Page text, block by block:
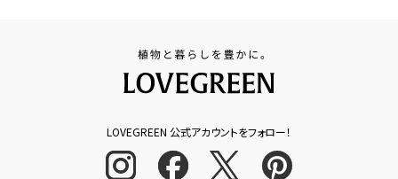
LOVEGREEN 公式アカウントをフォロー！